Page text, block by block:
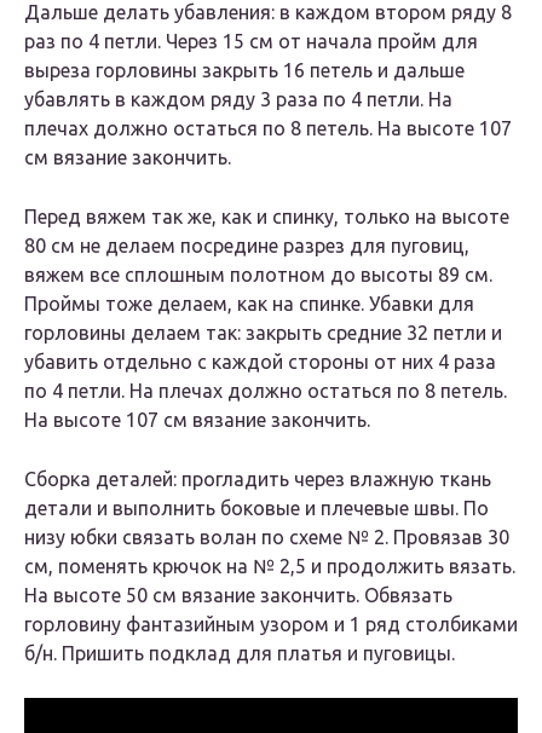
Дальше делать убавления: в каждом втором ряду 8
раз по 4 петли. Через 15 см от начала пройм для
выреза горловины закрыть 16 петель и дальше
убавлять в каждом ряду 3 раза по 4 петли. На
плечах должно остаться по 8 петель. На высоте 107
см вязание закончить.
Перед вяжем так же, как и спинку, только на высоте
80 см не делаем посредине разрез для пуговиц,
вяжем все сплошным полотном до высоты 89 см.
Проймы тоже делаем, как на спинке. Убавки для
горловины делаем так: закрыть средние 32 петли и
убавить отдельно с каждой стороны от них 4 раза
по 4 петли. На плечах должно остаться по 8 петель.
На высоте 107 см вязание закончить.
Сборка деталей: прогладить через влажную ткань
детали и выполнить боковые и плечевые швы. По
низу юбки связать волан по схеме № 2. Провязав 30
см, поменять крючок на № 2,5 и продолжить вязать.
На высоте 50 см вязание закончить. Обвязать
горловину фантазийным узором и 1 ряд столбиками
б/н. Пришить подклад для платья и пуговицы.